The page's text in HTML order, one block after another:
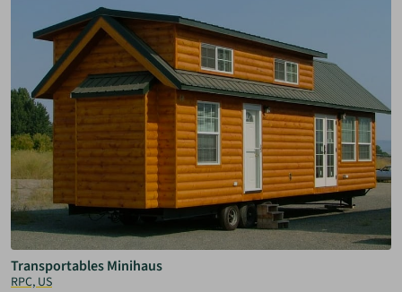
Transportables Minihaus
RPC, US